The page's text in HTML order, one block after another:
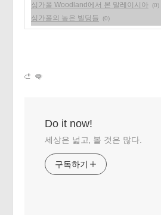
싱가폴 Woodland에서 본 말레이시아 (0)
싱가폴의 높은 빌딩들 (0)
Do it now!
세상은 넓고, 볼 것은 많다.
구독하기